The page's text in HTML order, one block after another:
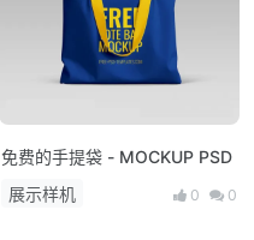
免费的手提袋 - MOCKUP PSD
展示样机
0 0